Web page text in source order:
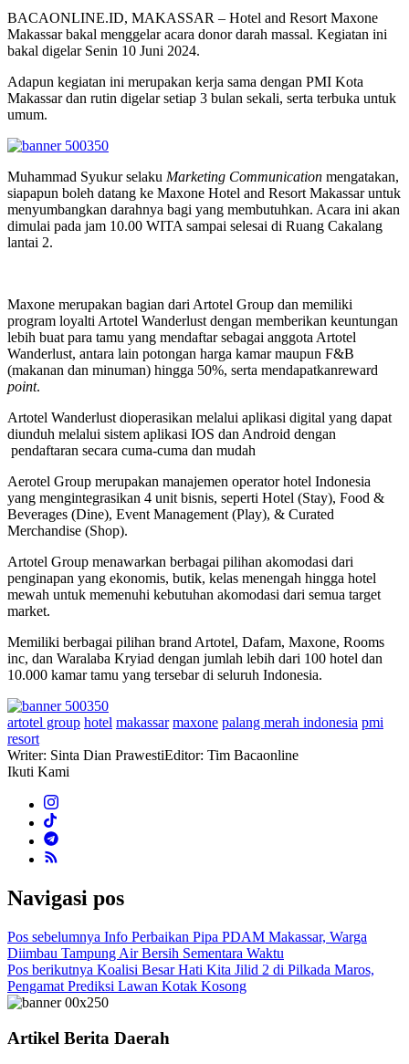
BACAONLINE.ID, MAKASSAR – Hotel and Resort Maxone
Makassar bakal menggelar acara donor darah massal. Kegiatan ini
bakal digelar Senin 10 Juni 2024.
Adapun kegiatan ini merupakan kerja sama dengan PMI Kota
Makassar dan rutin digelar setiap 3 bulan sekali, serta terbuka untuk
umum.
Muhammad Syukur selaku Marketing Communication mengatakan,
siapapun boleh datang ke Maxone Hotel and Resort Makassar untuk
menyumbangkan darahnya bagi yang membutuhkan. Acara ini akan
dimulai pada jam 10.00 WITA sampai selesai di Ruang Cakalang
lantai 2.
Maxone merupakan bagian dari Artotel Group dan memiliki
program loyalti Artotel Wanderlust dengan memberikan keuntungan
lebih buat para tamu yang mendaftar sebagai anggota Artotel
Wanderlust, antara lain potongan harga kamar maupun F&B
(makanan dan minuman) hingga 50%, serta mendapatkanreward
point.
Artotel Wanderlust dioperasikan melalui aplikasi digital yang dapat
diunduh melalui sistem aplikasi IOS dan Android dengan
pendaftaran secara cuma-cuma dan mudah
Aerotel Group merupakan manajemen operator hotel Indonesia
yang mengintegrasikan 4 unit bisnis, seperti Hotel (Stay), Food &
Beverages (Dine), Event Management (Play), & Curated
Merchandise (Shop).
Artotel Group menawarkan berbagai pilihan akomodasi dari
penginapan yang ekonomis, butik, kelas menengah hingga hotel
mewah untuk memenuhi kebutuhan akomodasi dari semua target
market.
Memiliki berbagai pilihan brand Artotel, Dafam, Maxone, Rooms
inc, dan Waralaba Kryiad dengan jumlah lebih dari 100 hotel dan
10.000 kamar tamu yang tersebar di seluruh Indonesia.
artotel group hotel makassar maxone palang merah indonesia pmi
resort
Writer: Sinta Dian PrawestiEditor: Tim Bacaonline
Ikuti Kami
Navigasi pos
Pos sebelumnya Info Perbaikan Pipa PDAM Makassar, Warga
Diimbau Tampung Air Bersih Sementara Waktu
Pos berikutnya Koalisi Besar Hati Kita Jilid 2 di Pilkada Maros,
Pengamat Prediksi Lawan Kotak Kosong
Artikel Berita Daerah